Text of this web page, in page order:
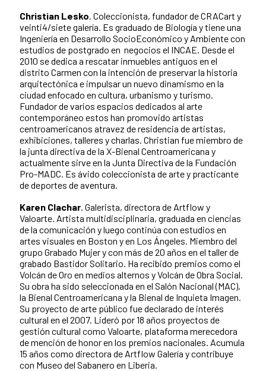
Christian Lesko . Coleccionista, fundador de CRACart y
veinti4/siete galería. Es graduado de Biología y tiene una
Ingeniería en Desarrollo SocioEconómico y Ambiente con
estudios de postgrado en negocios el INCAE. Desde el
2010 se dedica a rescatar inmuebles antiguos en el
distrito Carmen con la intención de preservar la historia
arquitectónica e impulsar un nuevo dinamismo en la
ciudad enfocado en cultura, urbanismo y turismo.
Fundador de varios espacios dedicados al arte
contemporáneo estos han promovido artistas
centroamericanos atravez de residencia de artistas,
exhibiciones, talleres y charlas. Christian fue miembro de
la junta directiva de la X-Bienal Centroamericana y
actualmente sirve en la Junta Directiva de la Fundación
Pro-MADC. Es ávido coleccionista de arte y practicante
de deportes de aventura.
Karen Clachar . Galerista, directora de Artflow y
Valoarte. Artista multidisciplinaria, graduada en ciencias
de la comunicación y luego continúa con estudios en
artes visuales en Boston y en Los Ángeles. Miembro del
grupo Grabado Mujer y con más de 20 años en el taller de
grabado Bastidor Solitario. Ha recibido premios como el
Volcán de Oro en medios alternos y Volcán de Obra Social.
Su obra ha sido seleccionada en el Salón Nacional (MAC),
la Bienal Centroamericana y la Bienal de Inquieta Imagen.
Su proyecto de arte público fue declarado de interés
cultural en el 2007. Lideró por 18 años proyectos de
gestión cultural como Valoarte, plataforma merecedora
de mención de honor en los premios nacionales. Acumula
15 años como directora de Artflow Galería y contribuye
con Museo del Sabanero en Liberia.